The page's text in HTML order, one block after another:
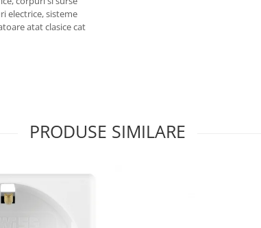
electrice, sisteme
atat clasice cat
PRODUSE SIMILARE